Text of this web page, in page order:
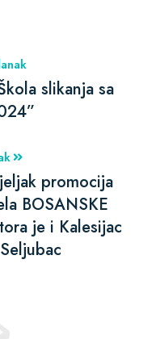
slikanja sa
promocija
BOSANSKE
je i Kalesijac